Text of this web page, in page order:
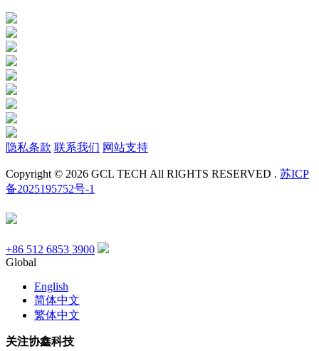
隐私条款 联系我们 网站支持
Copyright © 2026 GCL TECH All RIGHTS RESERVED . 苏ICP
备2025195752号-1
+86 512 6853 3900
Global
English
简体中文
繁体中文
关注协鑫科技